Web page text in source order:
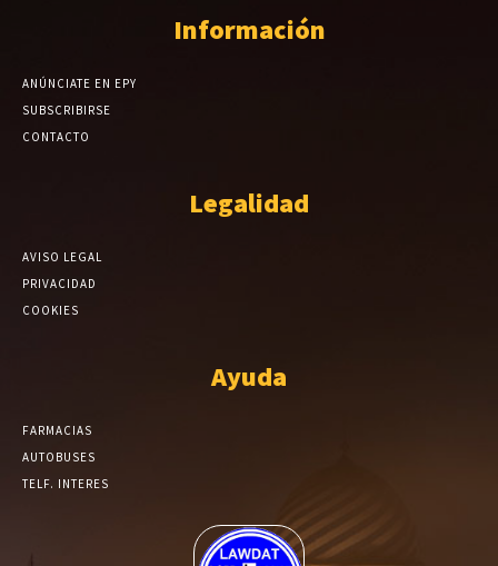
Información
ANÚNCIATE EN EPY
SUBSCRIBIRSE
CONTACTO
Legalidad
AVISO LEGAL
PRIVACIDAD
COOKIES
Ayuda
FARMACIAS
AUTOBUSES
TELF. INTERES